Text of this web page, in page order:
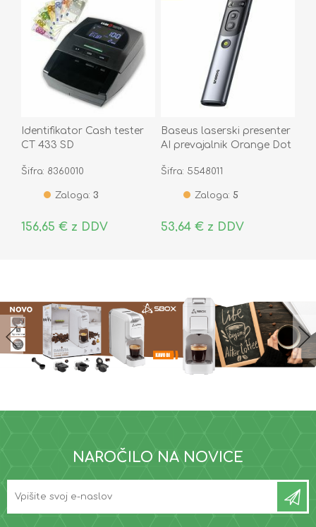
Identifikator Cash tester
CT 433 SD
Šifra: 8360010
Zaloga: 3
156,65 € z DDV
Baseus laserski presenter
AI prevajalnik Orange Dot
Šifra: 5548011
Zaloga: 5
53,64 € z DDV
NAROČILO NA NOVICE